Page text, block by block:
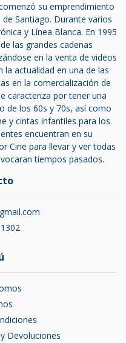
su emprendimiento
Santiago. Durante varios
y Línea Blanca. En 1995
las grandes cadenas
en la venta de videos
la actualidad en una de las
en la comercialización de
caracteriza por tener una
de los 60s y 70s, así como
y cintas infantiles para los
encuentran en su
Cine para llevar y ver todas
tiempos pasados.
Devoluciones